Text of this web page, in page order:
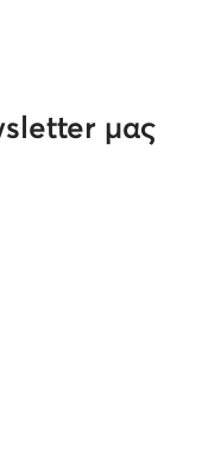
μας